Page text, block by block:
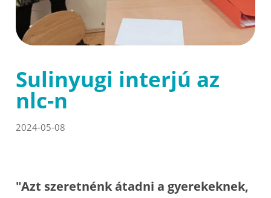
Sulinyugi interjú az
nlc-n
2024-05-08
"Azt szeretnénk átadni a gyerekeknek,